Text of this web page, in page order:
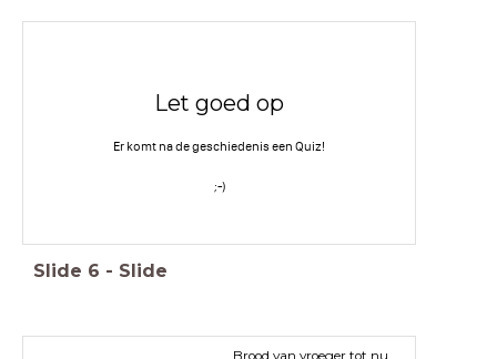
Let goed op
Er komt na de geschiedenis een Quiz!
;-)
Slide 6 - Slide
Brood van vroeger tot nu…